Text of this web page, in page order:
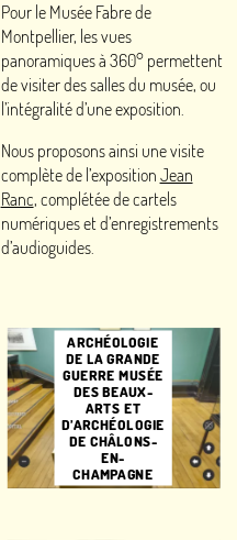
Pour le Musée Fabre de
Montpellier, les vues
panoramiques à 360° permettent
de visiter des salles du musée, ou
l’intégralité d’une exposition.
Nous proposons ainsi une visite
complète de l’exposition Jean
Ranc, complétée de cartels
numériques et d’enregistrements
d’audioguides.
ARCHÉOLOGIE
DE LA GRANDE
GUERRE MUSÉE
DES BEAUX-
ARTS ET
D’ARCHÉOLOGIE
DE CHÂLONS-
EN-
CHAMPAGNE